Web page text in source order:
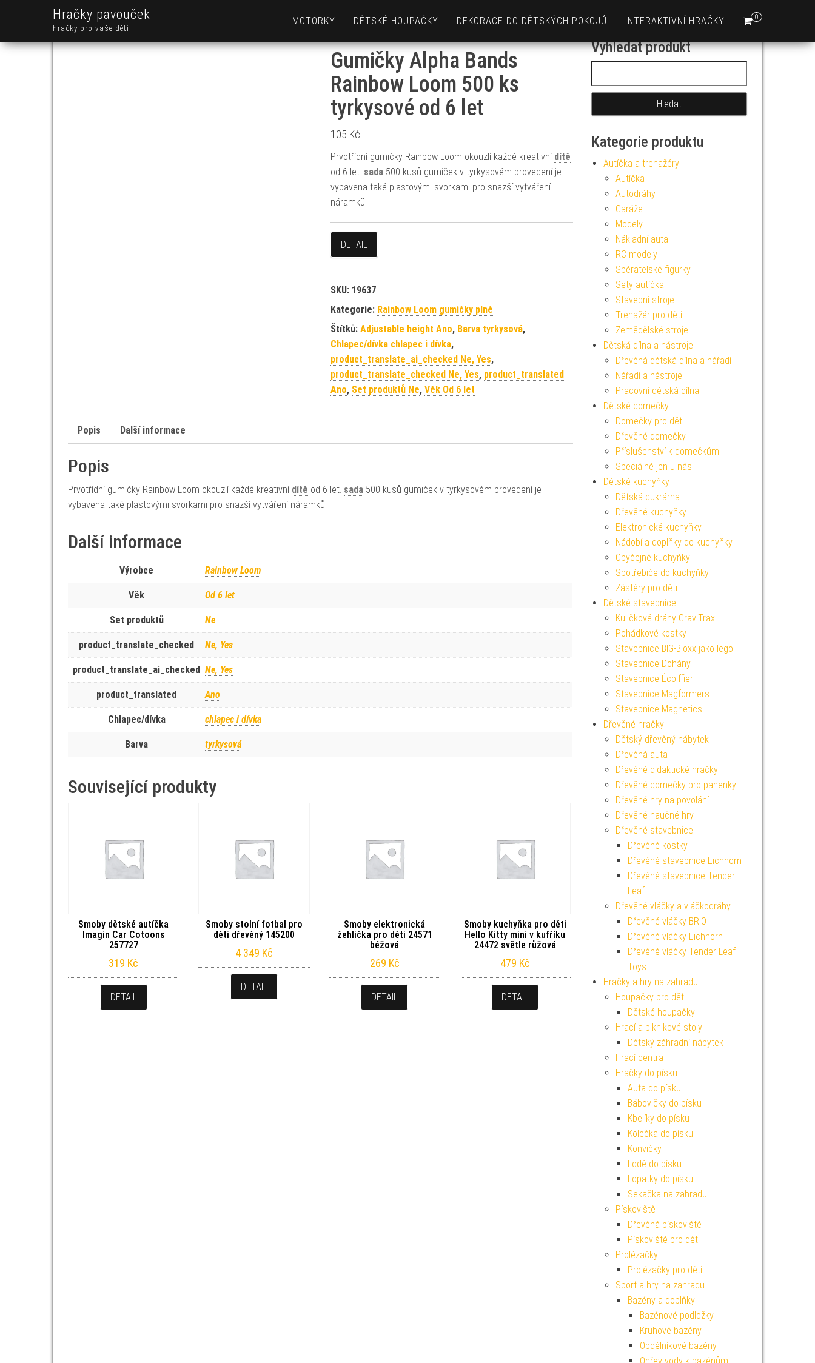
Hračky pavouček
hračky pro vaše děti
0
MOTORKY DĚTSKÉ HOUPAČKY DEKORACE DO DĚTSKÝCH POKOJŮ INTERAKTIVNÍ HRAČKY
Gumičky Alpha Bands
Rainbow Loom 500 ks
tyrkysové od 6 let
105 Kč
Prvotřídní gumičky Rainbow Loom okouzlí každé kreativní dítě
od 6 let. sada500 kusů gumiček v tyrkysovém provedení je
vybavena také plastovými svorkami pro snazší vytváření
náramků.
DETAIL
SKU: 19637
Kategorie: Rainbow Loom gumičky plné
Štítků: Adjustable height Ano, Barva tyrkysová,
Chlapec/dívka chlapec i dívka,
product_translate_ai_checked Ne, Yes,
product_translate_checked Ne, Yes, product_translated
Ano, Set produktů Ne, Věk Od 6 let
Popis Další informace
Popis
Prvotřídní gumičky Rainbow Loom okouzlí každé kreativní dítě od 6 let. sada 500 kusů gumiček v tyrkysovém provedení je
vybavena také plastovými svorkami pro snazší vytváření náramků.
Další informace
Výrobce Rainbow Loom
Věk Od 6 let
Set produktů Ne
product_translate_checked Ne, Yes
product_translate_ai_checked Ne, Yes
product_translated Ano
Chlapec/dívka chlapec i dívka
Barva tyrkysová
Související produkty
Smoby dětské autíčka
Imagin Car Cotoons
257727
319 Kč
DETAIL
Smoby stolní fotbal pro
děti dřevěný 145200
4 349 Kč
DETAIL
Smoby elektronická
žehlička pro děti 24571
béžová
269 Kč
DETAIL
Smoby kuchyňka pro děti
Hello Kitty mini v kufříku
24472 světle růžová
479 Kč
DETAIL
Vyhledat produkt
Kategorie produktu
Autíčka a trenažéry
Autíčka
Autodráhy
Garáže
Modely
Nákladní auta
RC modely
Sběratelské figurky
Sety autíčka
Stavební stroje
Trenažér pro děti
Zemědělské stroje
Dětská dílna a nástroje
Dřevěná dětská dílna a nářadí
Nářadí a nástroje
Pracovní dětská dílna
Dětské domečky
Domečky pro děti
Dřevěné domečky
Příslušenství k domečkům
Speciálně jen u nás
Dětské kuchyňky
Dětská cukrárna
Dřevěné kuchyňky
Elektronické kuchyňky
Nádobí a doplňky do kuchyňky
Obyčejné kuchyňky
Spotřebiče do kuchyňky
Zástěry pro děti
Dětské stavebnice
Kuličkové dráhy GraviTrax
Pohádkové kostky
Stavebnice BIG-Bloxx jako lego
Stavebnice Dohány
Stavebnice Écoiffier
Stavebnice Magformers
Stavebnice Magnetics
Dřevěné hračky
Dětský dřevěný nábytek
Dřevěná auta
Dřevěné didaktické hračky
Dřevěné domečky pro panenky
Dřevěné hry na povolání
Dřevěné naučné hry
Dřevěné stavebnice
Dřevěné kostky
Dřevěné stavebnice Eichhorn
Dřevěné stavebnice Tender
Leaf
Dřevěné vláčky a vláčkodráhy
Dřevěné vláčky BRIO
Dřevěné vláčky Eichhorn
Dřevěné vláčky Tender Leaf
Toys
Hračky a hry na zahradu
Houpačky pro děti
Dětské houpačky
Hrací a piknikové stoly
Dětský záhradní nábytek
Hrací centra
Hračky do písku
Auta do písku
Bábovičky do písku
Kbelíky do písku
Kolečka do písku
Konvičky
Lodě do písku
Lopatky do písku
Sekačka na zahradu
Pískoviště
Dřevěná pískoviště
Pískoviště pro děti
Prolézačky
Prolézačky pro děti
Sport a hry na zahradu
Bazény a doplňky
Bazénové podložky
Kruhové bazény
Obdélníkové bazény